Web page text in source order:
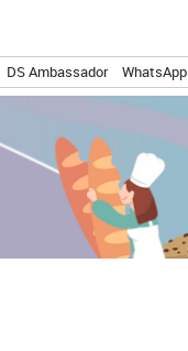
DS Ambassador WhatsApp